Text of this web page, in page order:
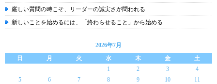
厳しい質問の時こそ、リーダーの誠実さが問われる
新しいことを始めるには、「終わらせること」から始める
2026年7月
日
月 火 水 木 金
土
1
2 3
4
5
6 7 8 9 10
11